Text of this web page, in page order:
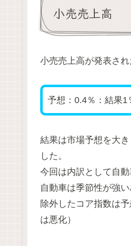
小売売上高
小売売上高が発表され
予想：0.4％：結果1
結果は市場予想を大
した。
今回は内訳として自
自動車は季節性が強
除外したコア指数は
は悪化）